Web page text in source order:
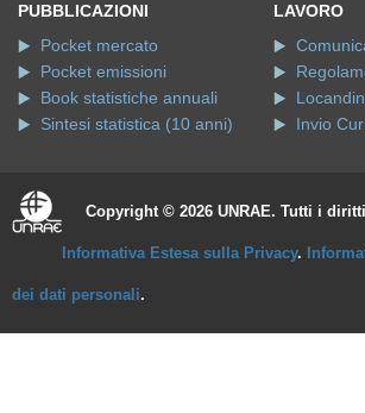
PUBBLICAZIONI
Pocket mercato
Pocket emissioni
Book statistiche annuali
Sintesi statistica (10 anni)
LAVORO
Invio
Copyright © 2026 UNRAE. Tutti i
Informativa Estesa sulla Privacy.
dei dati personali.